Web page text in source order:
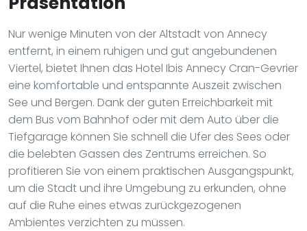
Nur wenige Minuten von der Altstadt von Annecy
entfernt, in einem ruhigen und gut angebundenen
Viertel, bietet Ihnen das Hotel Ibis Annecy Cran-Gevrier
eine komfortable und entspannte Auszeit zwischen
See und Bergen. Dank der guten Erreichbarkeit mit
dem Bus vom Bahnhof oder mit dem Auto über die
Tiefgarage können Sie schnell die Ufer des Sees oder
die belebten Gassen des Zentrums erreichen. So
profitieren Sie von einem praktischen Ausgangspunkt,
um die Stadt und ihre Umgebung zu erkunden, ohne
auf die Ruhe eines etwas zurückgezogenen
Ambientes verzichten zu müssen.